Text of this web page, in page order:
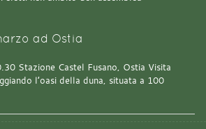
ad Ostia
Stazione Castel Fusano, Ostia Visita
l’oasi della duna, situata a 100